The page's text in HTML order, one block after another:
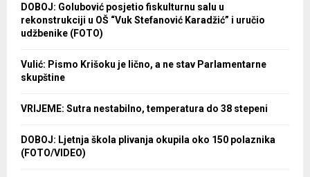
DOBOJ: Golubović posjetio fiskulturnu salu u
rekonstrukciji u OŠ “Vuk Stefanović Karadžić” i uručio
udžbenike (FOTO)
Vulić: Pismo Krišoku je lično, a ne stav Parlamentarne
skupštine
VRIJEME: Sutra nestabilno, temperatura do 38 stepeni
DOBOJ: Ljetnja škola plivanja okupila oko 150 polaznika
(FOTO/VIDEO)